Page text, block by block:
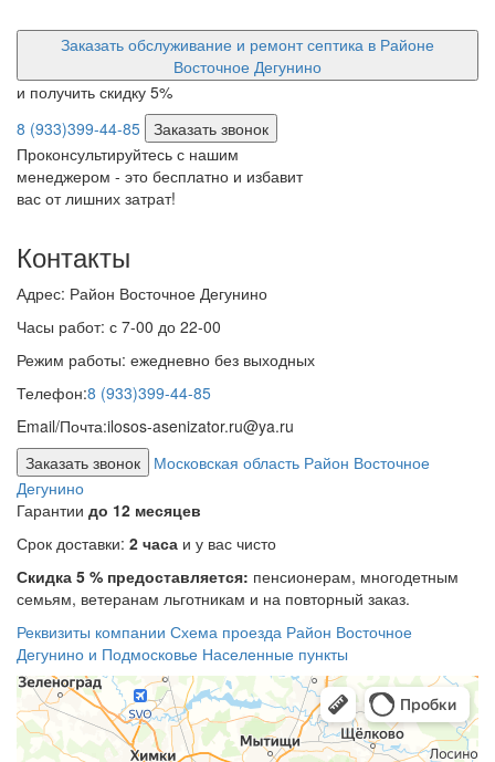
Заказать обслуживание и ремонт септика в Районе
Восточное Дегунино
и получить скидку 5%
8 (933)399-44-85 Заказать звонок
Проконсультируйтесь с нашим
менеджером - это бесплатно и избавит
вас от лишних затрат!
Контакты
Адрес: Район Восточное Дегунино
Часы работ: с 7-00 до 22-00
Режим работы: ежедневно без выходных
Телефон:8 (933)399-44-85
Email/Почта:ilosos-asenizator.ru@ya.ru
Заказать звонок
Московская область Район Восточное
Дегунино
Гарантии до 12 месяцев
Срок доставки: 2 часа и у вас чисто
Скидка 5 % предоставляется: пенсионерам, многодетным
семьям, ветеранам льготникам и на повторный заказ.
Реквизиты компании Схема проезда Район Восточное
Дегунино и Подмосковье Населенные пункты